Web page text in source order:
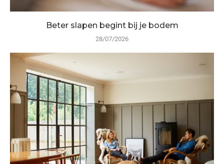
Beter slapen begint bij je bodem
28/07/2026